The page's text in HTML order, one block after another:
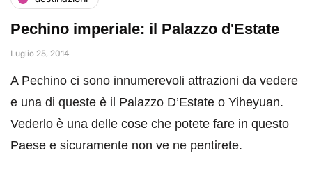
Pechino imperiale: il Palazzo d'Estate
Luglio 25, 2014
A Pechino ci sono innumerevoli attrazioni da vedere
e una di queste è il Palazzo D’Estate o Yiheyuan.
Vederlo è una delle cose che potete fare in questo
Paese e sicuramente non ve ne pentirete.